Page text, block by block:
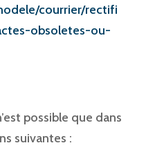
courrier/rectifi
obsoletes-ou-
possible que dans
suivantes :